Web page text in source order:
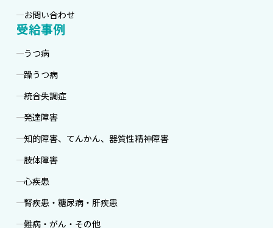
お問い合わせ
受給事例
うつ病
躁うつ病
統合失調症
発達障害
知的障害、てんかん、器質性精神障害
肢体障害
心疾患
腎疾患・糖尿病・肝疾患
難病・がん・その他